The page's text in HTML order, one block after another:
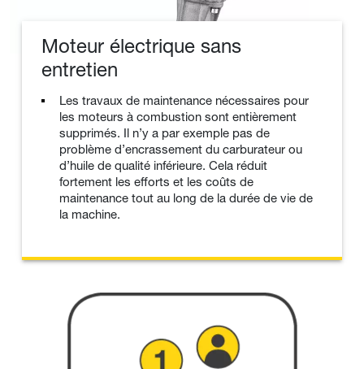
Moteur électrique sans
entretien
Les travaux de maintenance nécessaires pour
les moteurs à combustion sont entièrement
supprimés. Il n’y a par exemple pas de
problème d’encrassement du carburateur ou
d’huile de qualité inférieure. Cela réduit
fortement les efforts et les coûts de
maintenance tout au long de la durée de vie de
la machine.